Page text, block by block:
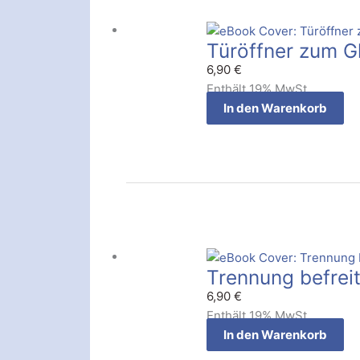
Türöffner zum
6,90€
Enthält 19% MwSt.
In den Warenkorb
Trennung befreit
6,90€
Enthält 19% MwSt.
In den Warenkorb